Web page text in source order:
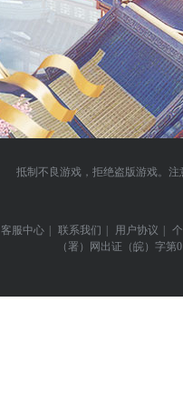
抵制不良游戏，拒绝盗版游戏。
客服中心 联系我们 用户协议
（署）网出证（皖）字第